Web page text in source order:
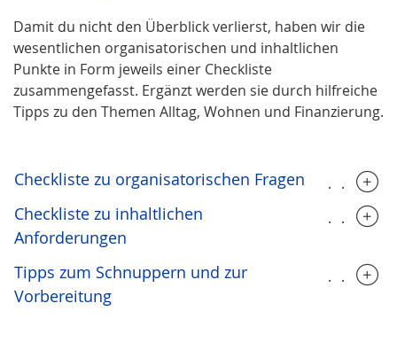
Damit du nicht den Überblick verlierst, haben wir die
wesentlichen organisatorischen und inhaltlichen
Punkte in Form jeweils einer Checkliste
zusammengefasst. Ergänzt werden sie durch hilfreiche
Tipps zu den Themen Alltag, Wohnen und Finanzierung.
Checkliste zu organisatorischen Fragen
Checkliste zu inhaltlichen
Anforderungen
Tipps zum Schnuppern und zur
Vorbereitung